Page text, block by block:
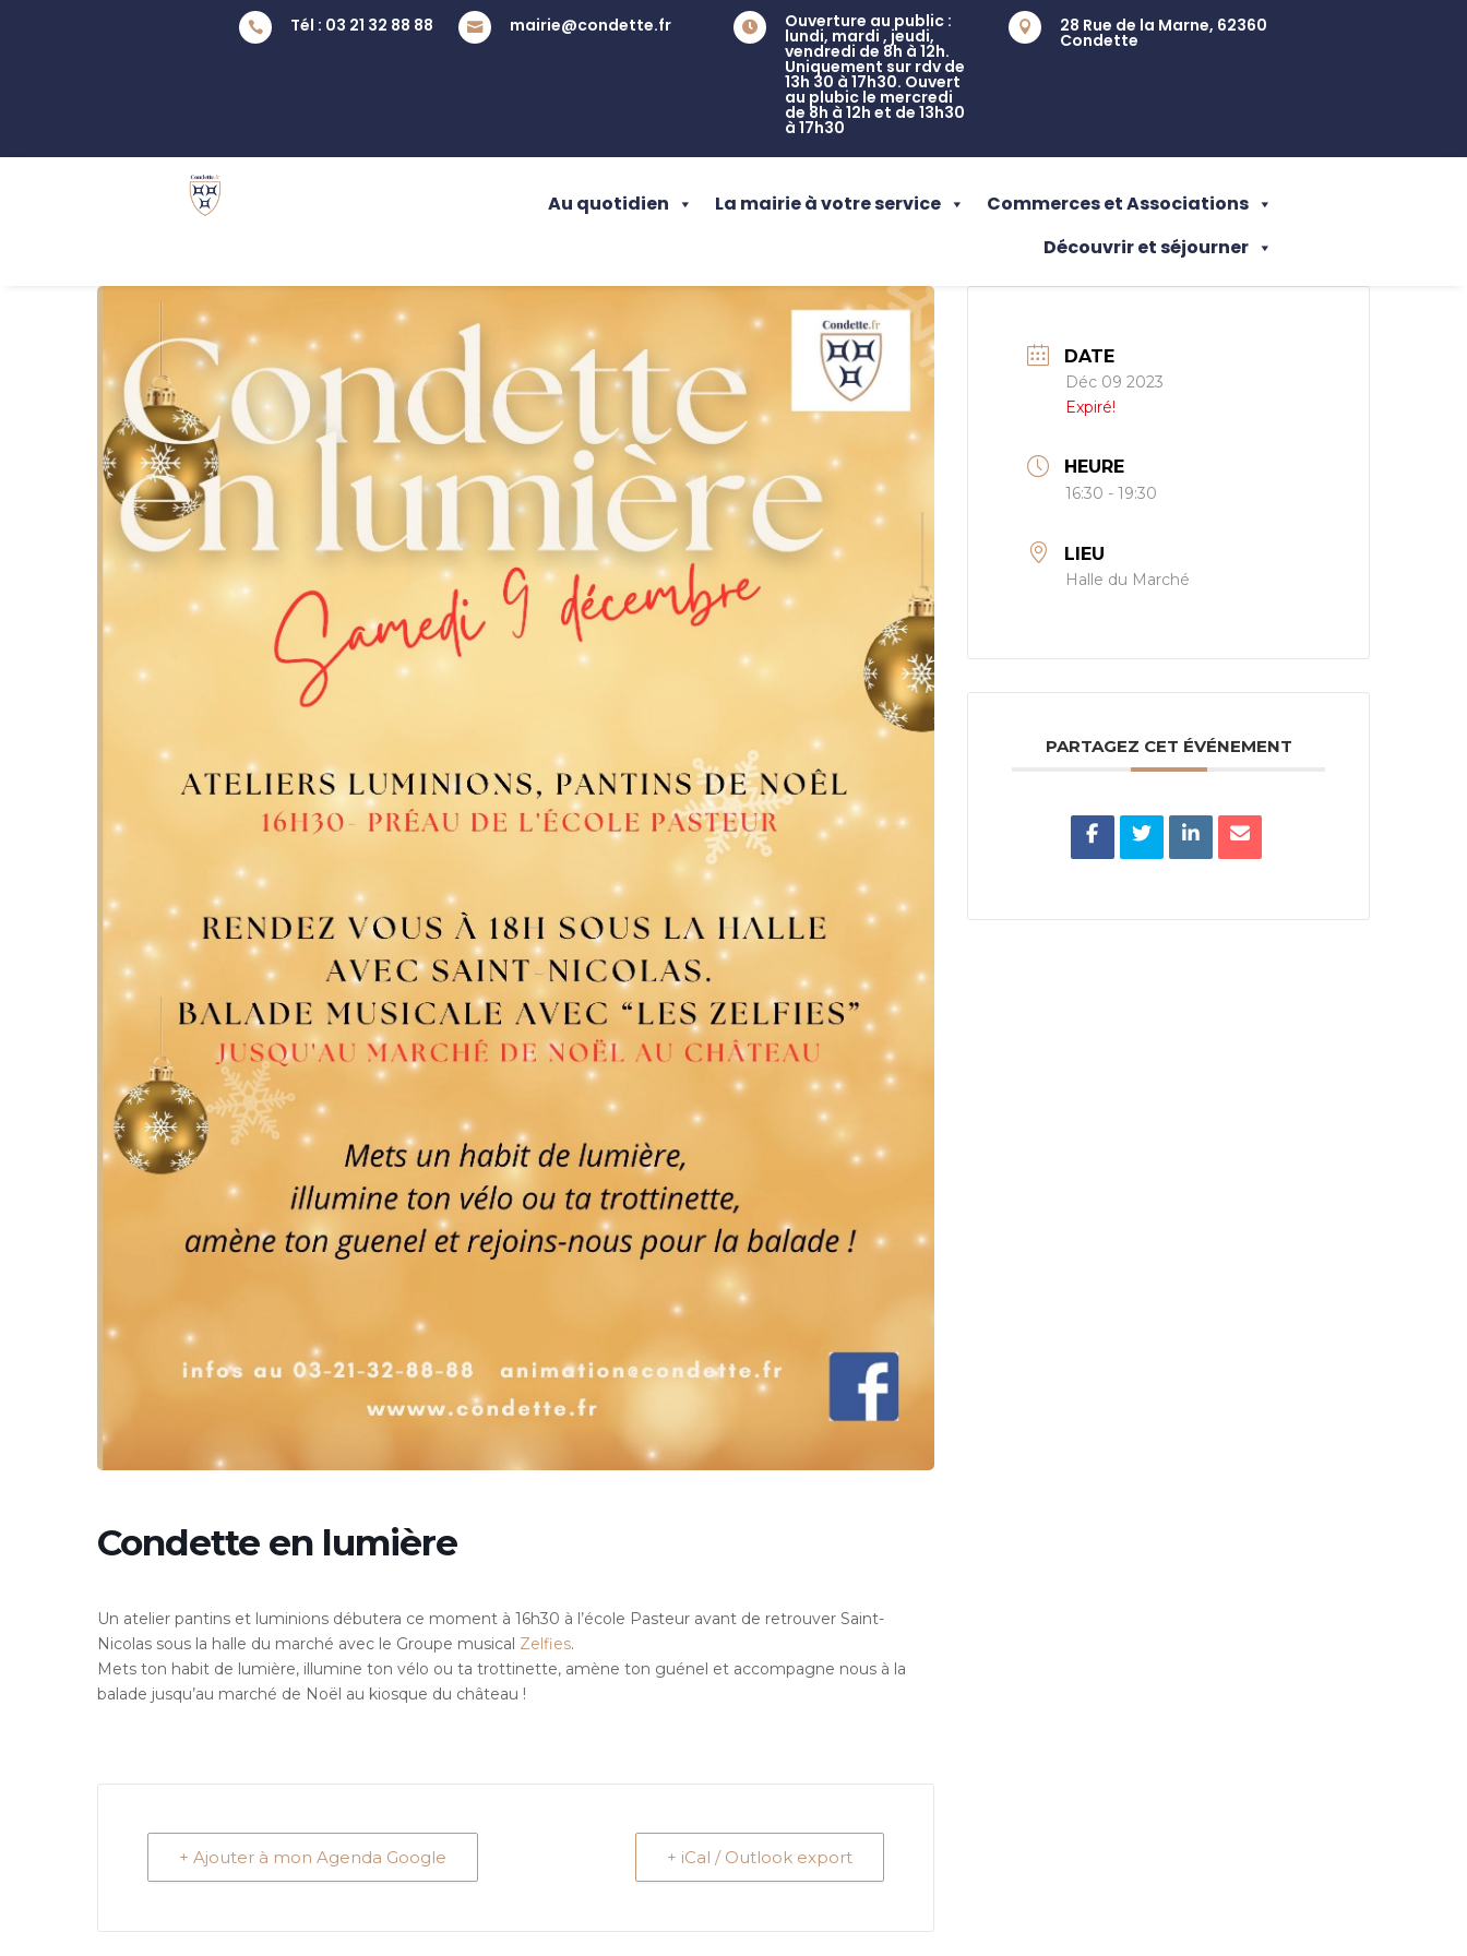
 28 Rue de la Marne, 62360
Condette
 Ouverture au public :
lundi, mardi , jeudi,
vendredi de 8h à 12h.
Uniquement sur rdv de
13h 30 à 17h30. Ouvert
au plubic le mercredi
de 8h à 12h et de 13h30
à 17h30
 mairie@condette.fr
 Tél : 03 21 32 88 88
Au quotidien La mairie à votre service
Commerces et Associations
Découvrir et séjourner
Condette en lumière
Un atelier pantins et luminions débutera ce moment à 16h30 à l’école Pasteur avant de retrouver Saint-
Nicolas sous la halle du marché avec le Groupe musical Zelfies.
Mets ton habit de lumière, illumine ton vélo ou ta trottinette, amène ton guénel et accompagne nous à la
balade jusqu’au marché de Noël au kiosque du château !
+ Ajouter à mon Agenda Google + iCal / Outlook export
DATE
Déc 09 2023
Expiré!
HEURE
16:30 - 19:30
LIEU
Halle du Marché
PARTAGEZ CET ÉVÉNEMENT